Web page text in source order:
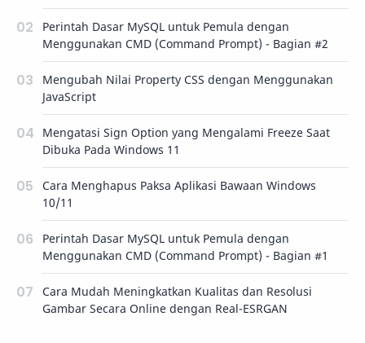
Perintah Dasar MySQL untuk Pemula dengan
Menggunakan CMD (Command Prompt) - Bagian #2
Mengubah Nilai Property CSS dengan Menggunakan
JavaScript
Mengatasi Sign Option yang Mengalami Freeze Saat
Dibuka Pada Windows 11
Cara Menghapus Paksa Aplikasi Bawaan Windows
10/11
Perintah Dasar MySQL untuk Pemula dengan
Menggunakan CMD (Command Prompt) - Bagian #1
Cara Mudah Meningkatkan Kualitas dan Resolusi
Gambar Secara Online dengan Real-ESRGAN